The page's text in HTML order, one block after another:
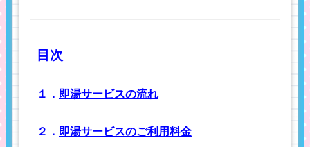
目次
１． 即湯サービスの流れ
２． 即湯サービスのご利用料金